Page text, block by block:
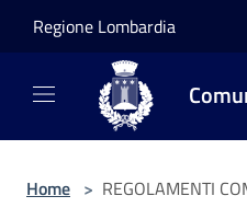
Regione Lombardia
Home > REGOLAMENTI